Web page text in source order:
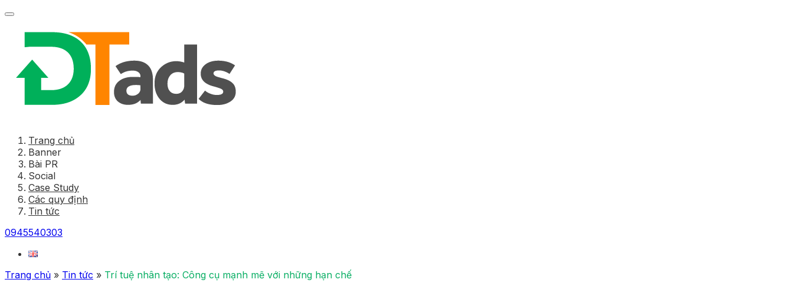
Trang chủ
Banner
Bài PR
Social
Case Study
Các quy định
Tin tức
0945540303
Trang chủ » Tin tức » Trí tuệ nhân tạo: Công cụ mạnh mẽ với những hạn chế